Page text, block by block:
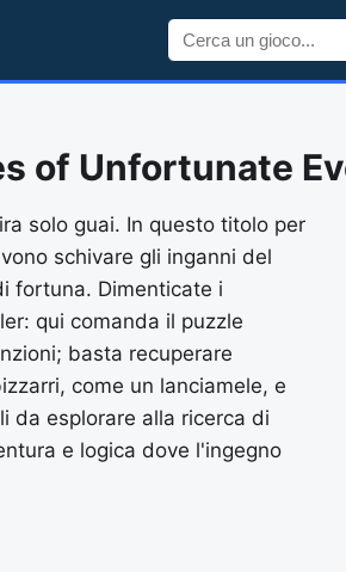
of Unfortunate
solo guai. In questo titolo per
schivare gli inganni del
fortuna. Dimenticate i
qui comanda il puzzle
basta recuperare
come un lanciamele, e
da esplorare alla ricerca di
e logica dove l'ingegno